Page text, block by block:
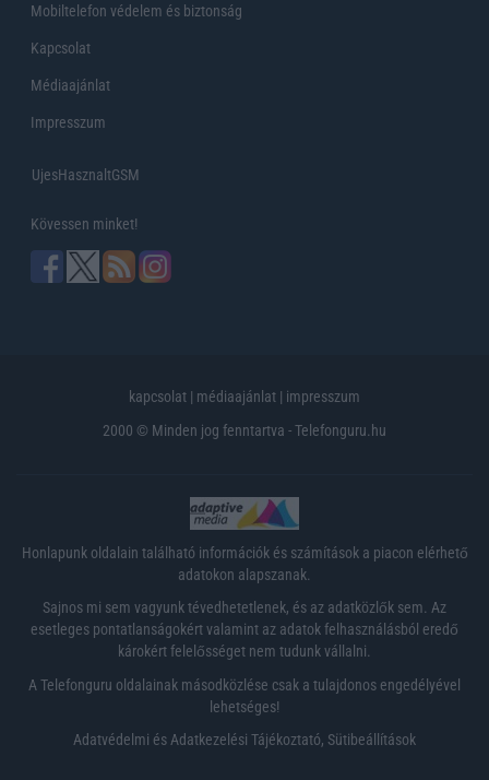
Mobiltelefon védelem és biztonság
Kapcsolat
Médiaajánlat
Impresszum
UjesHasznaltGSM
Kövessen minket!
kapcsolat | médiaajánlat | impresszum
2000 © Minden jog fenntartva - Telefonguru.hu
Honlapunk oldalain található információk és számítások a piacon elérhető
adatokon alapszanak.
Sajnos mi sem vagyunk tévedhetetlenek, és az adatközlők sem. Az
esetleges pontatlanságokért valamint az adatok felhasználásból eredő
károkért felelősséget nem tudunk vállalni.
A Telefonguru oldalainak másodközlése csak a tulajdonos engedélyével
lehetséges!
Adatvédelmi és Adatkezelési Tájékoztató, Sütibeállítások